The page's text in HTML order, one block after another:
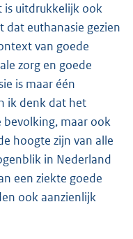
is uitdrukkelijk ook
euthanasie gezien
van goede
zorg en goede
is maar één
ik denk dat het
bevolking, maar ook
hoogte zijn van alle
in Nederland
een ziekte goede
ook aanzienlijk